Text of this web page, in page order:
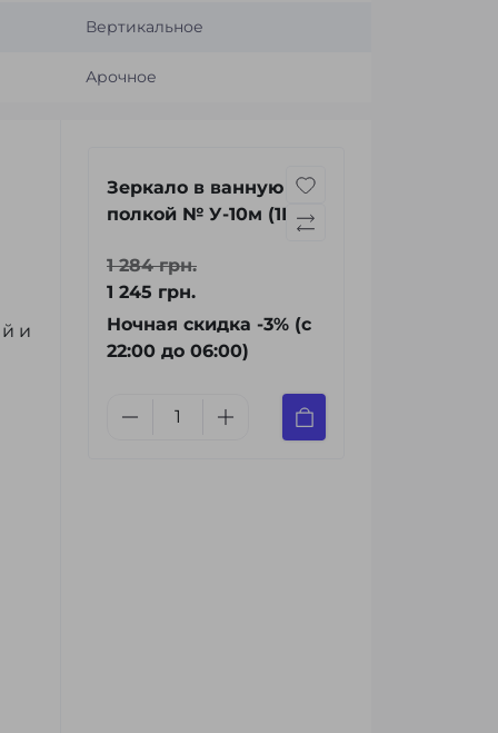
Вертикальное
Арочное
и
Зеркало в ванную с
полкой № У-10м (1П)
1 284 грн.
1 245 грн.
Ночная скидка -3% (с
22:00 до 06:00)